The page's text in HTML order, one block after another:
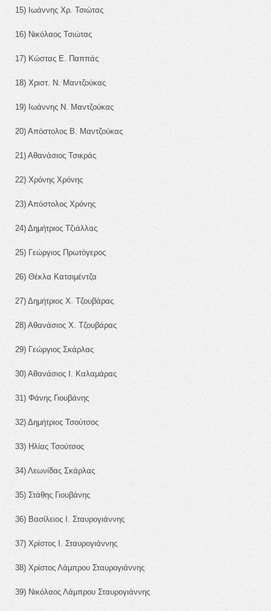
15) Ιωάννης Χρ. Τσιώτας
16) Νικόλαος Τσιώτας
17) Κώστας Ε. Παππάς
18) Χριστ. Ν. Μαντζούκας
19) Ιωάννης Ν. Μαντζούκας
20) Απόστολος Β. Μαντζούκας
21) Αθανάσιος Τσικράς
22) Χρόνης Χρόνης
23) Απόστολος Χρόνης
24) Δημήτριος Τζιάλλας
25) Γεώργιος Πρωτόγερος
26) Θέκλα Κατσιμέντζα
27) Δημήτριος Χ. Τζουβάρας
28) Αθανάσιος Χ. Τζουβάρας
29) Γεώργιος Σκάρλας
30) Αθανάσιος Ι. Καλαμάρας
31) Φάνης Γιουβάνης
32) Δημήτριος Τσούτσος
33) Ηλίας Τσούτσος
34) Λεωνίδας Σκάρλας
35) Στάθης Γιουβάνης
36) Βασίλειος Ι. Σταυρογιάννης
37) Χρίστος Ι. Σταυρογιάννης
38) Χρίστος Λάμπρου Σταυρογιάννης
39) Νικόλαος Λάμπρου Σταυρογιάννης